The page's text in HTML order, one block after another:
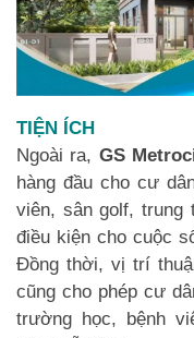
TIỆN ÍCH
Ngoài ra, GS
hàng đầu cho cư
viên, sân golf, trung
điều kiện cho cuộc
Đồng thời, vị trí
cũng cho phép cư
trường học, bệnh